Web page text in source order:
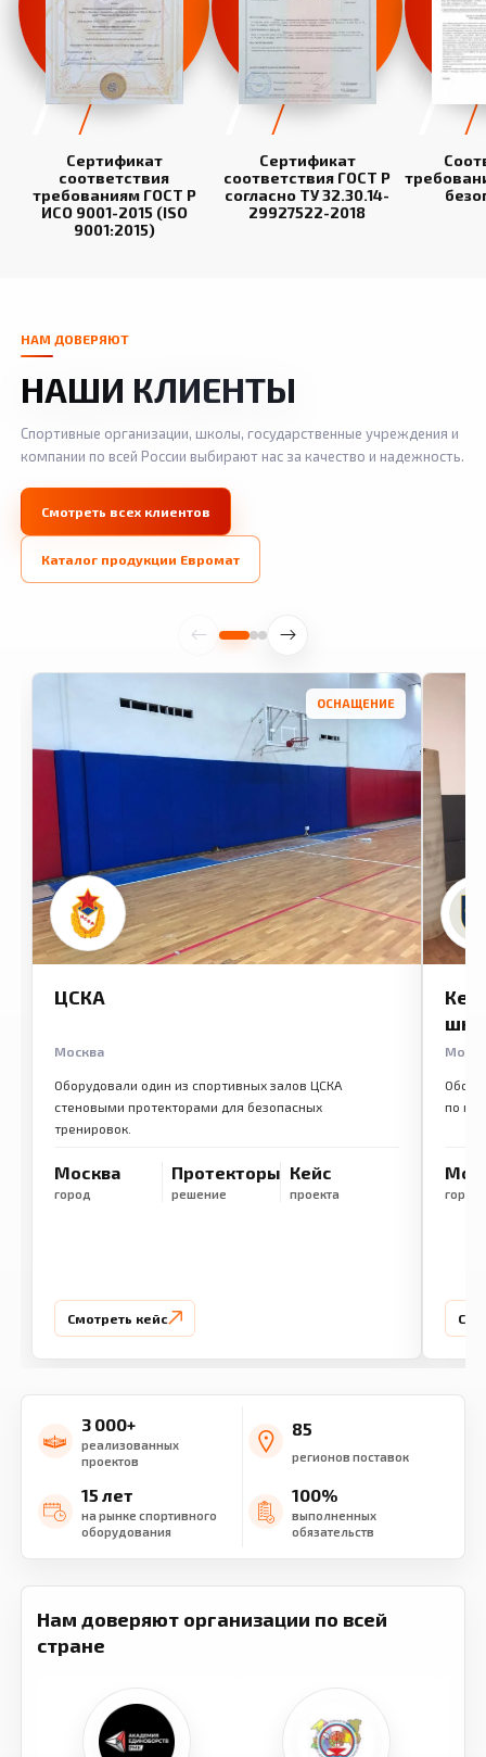
Сертификат
соответствия
требованиям ГОСТ Р
ИСО 9001-2015 (ISO
9001:2015)
Сертификат
соответствия ГОСТ Р
согласно ТУ 32.30.14-
29927522-2018
НАМ ДОВЕРЯЮТ
НАШИ КЛИЕНТЫ
Спортивные организации, школы, государственные учреждения и
компании по всей России выбирают нас за качество и надежность.
Смотреть всех клиентов
Каталог продукции Евромат
ОСНАЩЕНИЕ
ЦСКА
Москва
Оборудовали один из спортивных залов ЦСКА
стеновыми протекторами для безопасных
тренировок.
Москва
город
Протекторы
решение
Кейс
проекта
Смотреть кейс
по
город
3 000+
реализованных
проектов
85
регионов поставок
15 лет
на рынке спортивного
оборудования
100%
выполненных
обязательств
Нам доверяют организации по всей
стране